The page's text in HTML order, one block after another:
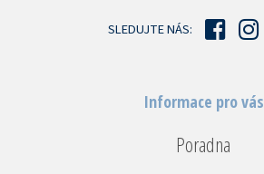
SLEDUJTE NÁS:
Informace pro vás
Poradna